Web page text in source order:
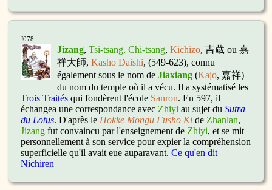
J078
Jizang,Tsi-tsang, Chi-tsang,Kichizo, 吉蔵 ou 嘉
祥大師,KashoDaishi, (549-623), connu
également sous le nom deJiaxiang (Kajo, 嘉祥)
du nom du temple où il a vécu. Il a systématisé les
Trois Traités qui fondèrent l'école Sanron. En 597, il
échangea une correspondance avec Zhiyi au sujet duSutra
du Lotus. D'après le Hokke Mongu Fusho Ki de Zhanlan,
Jizang fut convaincu par l'enseignement de Zhiyi, et se mit
personnellement à son service pour expier la compréhension
superficielle qu'il avait eue auparavant.Ce qu'en dit
Nichiren